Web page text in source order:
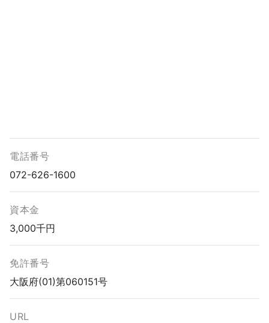
電話番号
072-626-1600
資本金
3,000千円
免許番号
大阪府(01)第060151号
URL